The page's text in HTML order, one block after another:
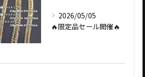
2026/05/05
🔥限定品セール開催🔥